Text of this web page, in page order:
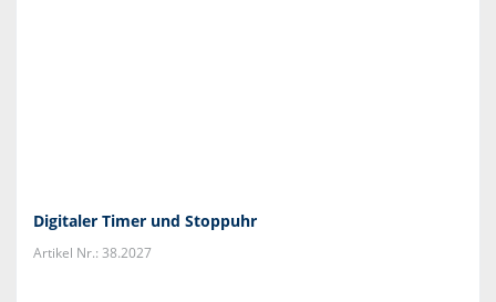
Digitaler Timer und Stoppuhr
Artikel Nr.: 38.2027